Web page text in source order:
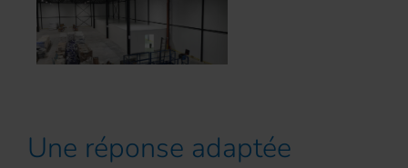
Une réponse adaptée